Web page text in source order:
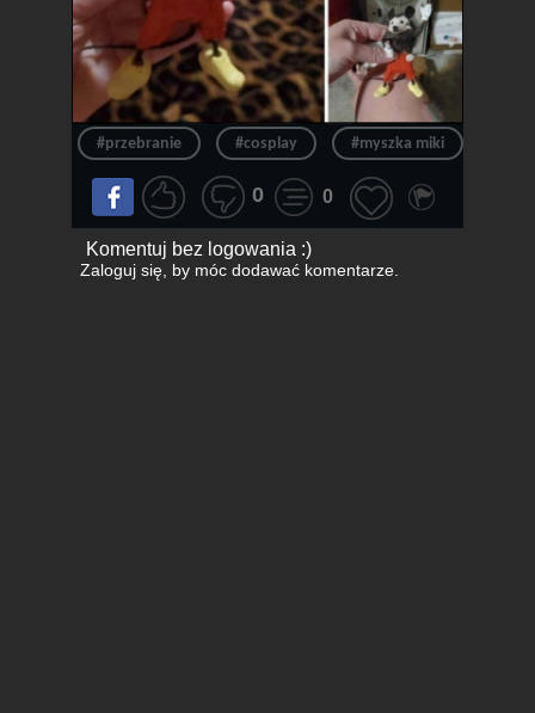
#przebranie #cosplay #myszka miki
0 0
Komentuj bez logowania :)
Zaloguj się, by móc dodawać komentarze.